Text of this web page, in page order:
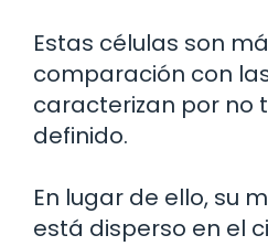
Estas células son
comparación con
caracterizan por no
definido.
En lugar de ello, su
está disperso en el